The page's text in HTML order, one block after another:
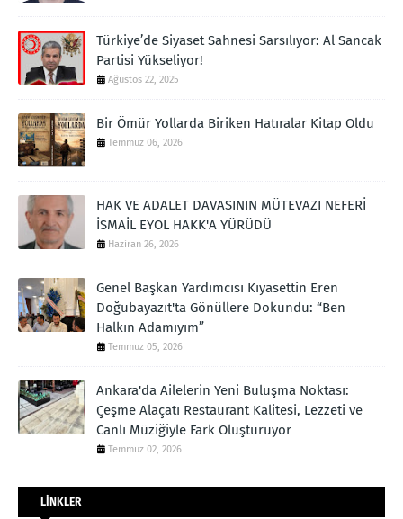
Türkiye’de Siyaset Sahnesi Sarsılıyor: Al Sancak
Partisi Yükseliyor!
Ağustos 22, 2025
Bir Ömür Yollarda Biriken Hatıralar Kitap Oldu
Temmuz 06, 2026
HAK VE ADALET DAVASININ MÜTEVAZI NEFERİ
İSMAİL EYOL HAKK'A YÜRÜDÜ
Haziran 26, 2026
Genel Başkan Yardımcısı Kıyasettin Eren
Doğubayazıt'ta Gönüllere Dokundu: “Ben
Halkın Adamıyım”
Temmuz 05, 2026
Ankara'da Ailelerin Yeni Buluşma Noktası:
Çeşme Alaçatı Restaurant Kalitesi, Lezzeti ve
Canlı Müziğiyle Fark Oluşturuyor
Temmuz 02, 2026
LİNKLER